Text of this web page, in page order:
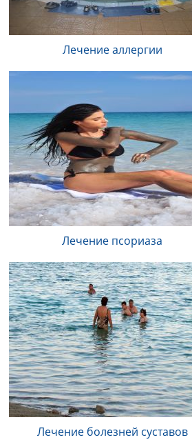
Лечение аллергии
Лечение псориаза
Лечение болезней суставов